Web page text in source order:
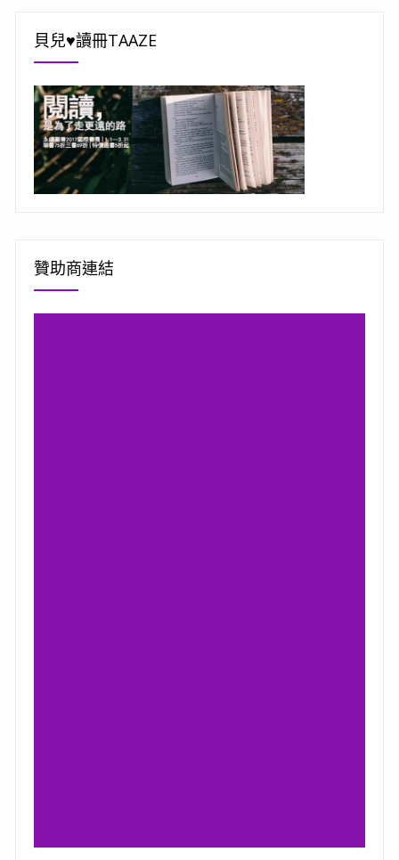
貝兒♥讀冊TAAZE
贊助商連結